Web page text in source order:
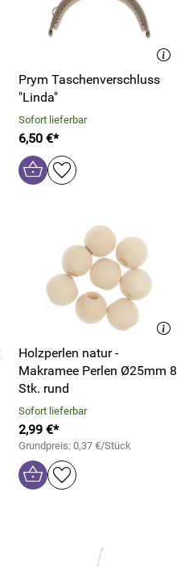
Prym Taschenverschluss
"Linda"
Sofort lieferbar
6,50 €*
Holzperlen natur -
Makramee Perlen Ø25mm 8
Stk. rund
Sofort lieferbar
2,99 €*
Grundpreis: 0,37 €/Stück